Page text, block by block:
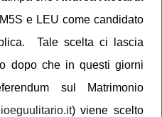
e LEU come candidato
Tale scelta ci lascia
dopo che in questi giorni
sul Matrimonio
) viene scelto